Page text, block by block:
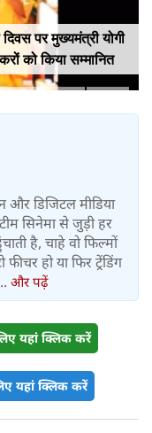
पर मुख्यमंत्री योगी
को किया सम्मानित
और डिजिटल मीडिया
सिनेमा से जुड़ी हर
है, चाहे वो फिल्मों
फीचर हो या फिर ट्रेंडिंग
और पढ़ें
यहां क्लिक करें
यहां क्लिक करें